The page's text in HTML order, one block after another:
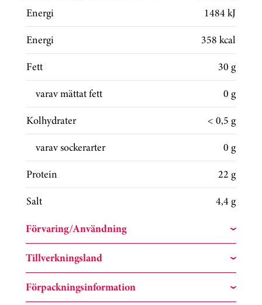
Energi
1484 kJ
Energi
358 kcal
Fett
30 g
varav mättat fett
0 g
Kolhydrater
< 0,5 g
varav sockerarter
0 g
Protein
22 g
Salt
4,4 g
Förvaring/Användning
Tillverkningsland
Förpackningsinformation